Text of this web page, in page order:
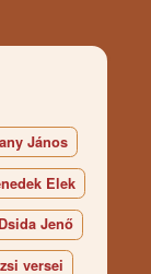
János
Elek
Dsida Jenő
versei